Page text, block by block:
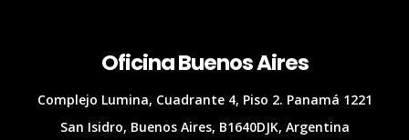
Oficina Buenos Aires
Complejo Lumina, Cuadrante 4, Piso 2. Panamá 1221
San Isidro, Buenos Aires, B1640DJK, Argentina